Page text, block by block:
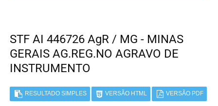
STF AI 446726 AgR / MG - MINAS
GERAIS AG.REG.NO AGRAVO DE
INSTRUMENTO
RESULTADO SIMPLES VERSÃO HTML VERSÃO PDF